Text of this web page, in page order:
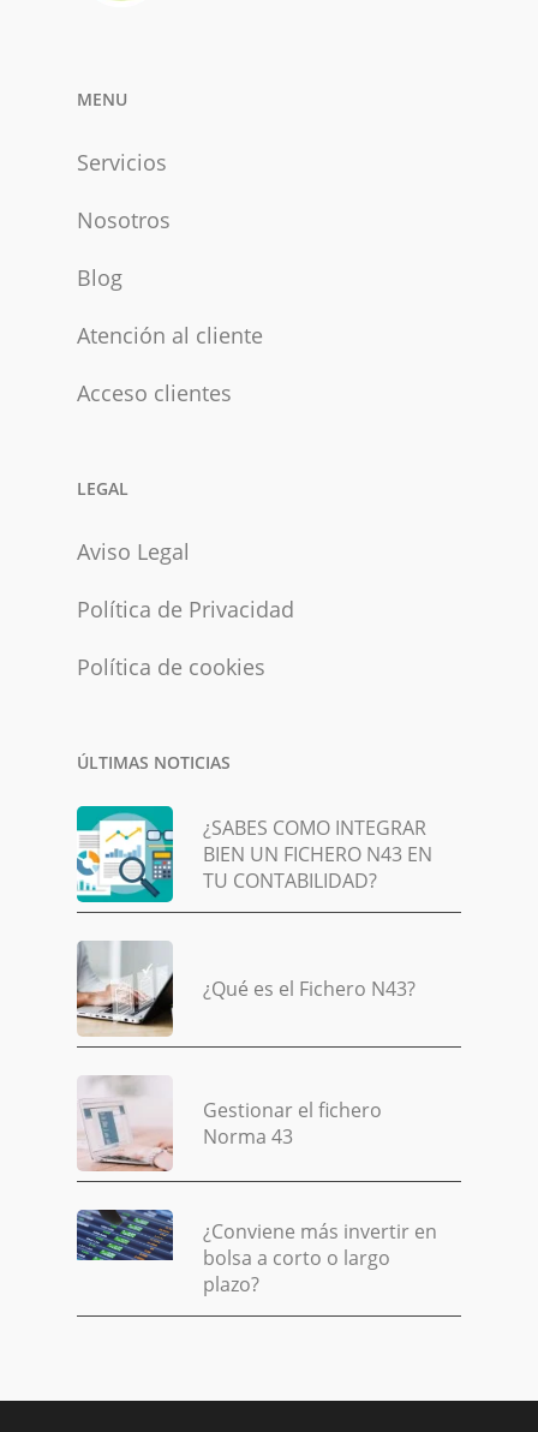
MENU
Servicios
Nosotros
Blog
Atención al cliente
Acceso clientes
LEGAL
Aviso Legal
Política de Privacidad
Política de cookies
ÚLTIMAS NOTICIAS
¿SABES COMO INTEGRAR
BIEN UN FICHERO N43 EN
TU CONTABILIDAD?
¿Qué es el Fichero N43?
Gestionar el fichero
Norma 43
¿Conviene más invertir en
bolsa a corto o largo
plazo?